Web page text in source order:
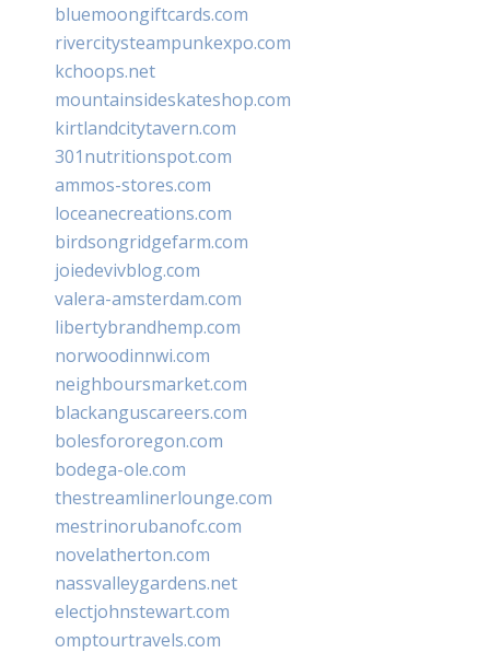
bluemoongiftcards.com
rivercitysteampunkexpo.com
kchoops.net
mountainsideskateshop.com
kirtlandcitytavern.com
301nutritionspot.com
ammos-stores.com
loceanecreations.com
birdsongridgefarm.com
joiedevivblog.com
valera-amsterdam.com
libertybrandhemp.com
norwoodinnwi.com
neighboursmarket.com
blackanguscareers.com
bolesfororegon.com
bodega-ole.com
thestreamlinerlounge.com
mestrinorubanofc.com
novelatherton.com
nassvalleygardens.net
electjohnstewart.com
omptourtravels.com